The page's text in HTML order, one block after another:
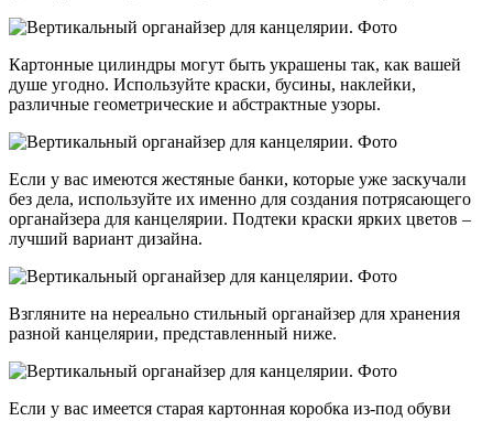
Картонные цилиндры могут быть украшены так, как вашей
душе угодно. Используйте краски, бусины, наклейки,
различные геометрические и абстрактные узоры.
Если у вас имеются жестяные банки, которые уже заскучали
без дела, используйте их именно для создания потрясающего
органайзера для канцелярии. Подтеки краски ярких цветов –
лучший вариант дизайна.
Взгляните на нереально стильный органайзер для хранения
разной канцелярии, представленный ниже.
Если у вас имеется старая картонная коробка из-под обуви